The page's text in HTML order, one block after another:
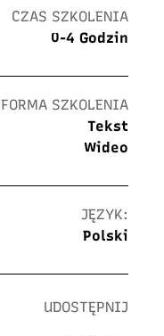
CZAS SZKOLENIA
0-4 Godzin
FORMA SZKOLENIA
Tekst
Wideo
JĘZYK:
Polski
UDOSTĘPNIJ